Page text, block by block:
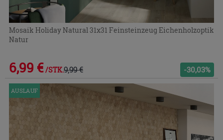
Mosaik Holiday Natural 31x31 Feinsteinzeug Eichenholzoptik
Natur
6,99 € /STK.9,99 € -30,03%
AUSLAUF